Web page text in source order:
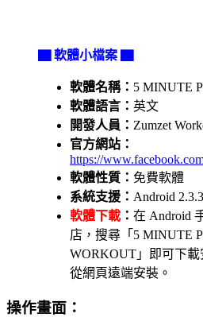
▇ 軟體小檔案 ▇
軟體名稱： 5 MINUTE
軟體語言： 英文
開發人員： Zumzet
官方網站：
https://
軟體性質： 免費軟體
系統支援： Android
軟體下載 ： 在 Android
店，搜尋「5 MINUTE
WORKOUT」即可下載
從網頁遠端安裝。
操作畫面：